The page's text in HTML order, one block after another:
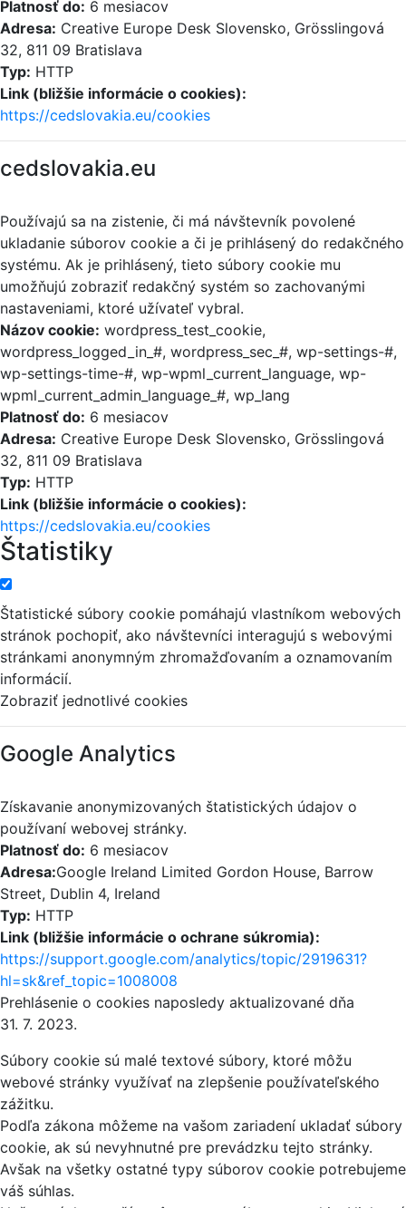
Platnosť do: 6 mesiacov
Adresa: Creative Europe Desk Slovensko, Grösslingová
32, 811 09 Bratislava
Typ: HTTP
Link (bližšie informácie o cookies):
https://cedslovakia.eu/cookies
cedslovakia.eu
Používajú sa na zistenie, či má návštevník povolené
ukladanie súborov cookie a či je prihlásený do redakčného
systému. Ak je prihlásený, tieto súbory cookie mu
umožňujú zobraziť redakčný systém so zachovanými
nastaveniami, ktoré užívateľ vybral.
Názov cookie: wordpress_test_cookie,
wordpress_logged_in_#, wordpress_sec_#, wp-settings-#,
wp-settings-time-#, wp-wpml_current_language, wp-
wpml_current_admin_language_#, wp_lang
Platnosť do: 6 mesiacov
Adresa: Creative Europe Desk Slovensko, Grösslingová
32, 811 09 Bratislava
Typ: HTTP
Link (bližšie informácie o cookies):
https://cedslovakia.eu/cookies
Štatistiky
Štatistické súbory cookie pomáhajú vlastníkom webových
stránok pochopiť, ako návštevníci interagujú s webovými
stránkami anonymným zhromažďovaním a oznamovaním
informácií.
Zobraziť jednotlivé cookies
Google Analytics
Získavanie anonymizovaných štatistických údajov o
používaní webovej stránky.
Platnosť do: 6 mesiacov
Adresa:Google Ireland Limited Gordon House, Barrow
Street, Dublin 4, Ireland
Typ: HTTP
Link (bližšie informácie o ochrane súkromia):
https://support.google.com/analytics/topic/2919631?
hl=sk&ref_topic=1008008
Prehlásenie o cookies naposledy aktualizované dňa
31. 7. 2023.
Súbory cookie sú malé textové súbory, ktoré môžu
webové stránky využívať na zlepšenie používateľského
zážitku.
Podľa zákona môžeme na vašom zariadení ukladať súbory
cookie, ak sú nevyhnutné pre prevádzku tejto stránky.
Avšak na všetky ostatné typy súborov cookie potrebujeme
váš súhlas.